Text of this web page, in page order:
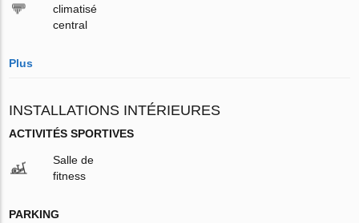
climatisé
central
Plus
INSTALLATIONS INTÉRIEURES
ACTIVITÉS SPORTIVES
Salle de
fitness
PARKING